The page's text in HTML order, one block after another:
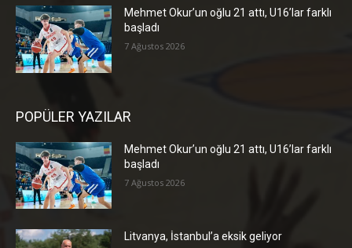
Mehmet Okur’un oğlu 21 attı, U16’lar farklı
başladı
7 Ağustos 2026
POPÜLER YAZILAR
Mehmet Okur’un oğlu 21 attı, U16’lar farklı
başladı
7 Ağustos 2026
Litvanya, İstanbul’a eksik geliyor